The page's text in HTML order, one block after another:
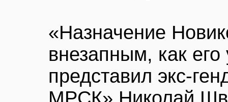
«Назначение
внезапным, как
представил экс-